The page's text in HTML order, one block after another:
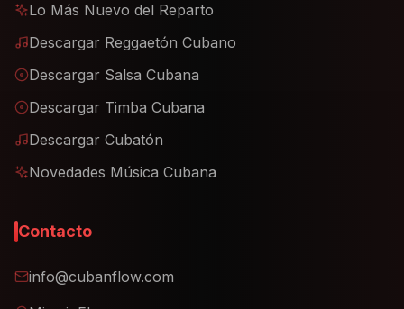
Lo Más Nuevo del Reparto
Descargar Reggaetón Cubano
Descargar Salsa Cubana
Descargar Timba Cubana
Descargar Cubatón
Novedades Música Cubana
Contacto
info@cubanflow.com